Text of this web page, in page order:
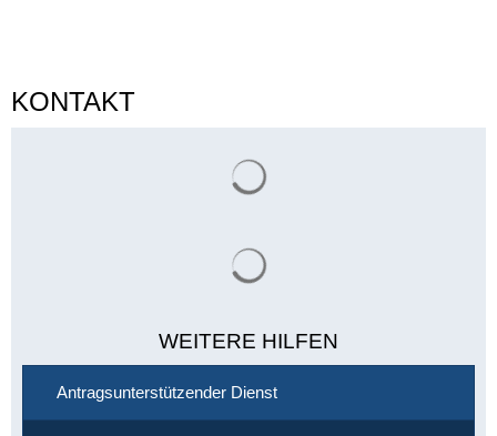
KONTAKT
WEITERE HILFEN
Antragsunterstützender Dienst